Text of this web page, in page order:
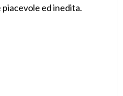
ed inedita.